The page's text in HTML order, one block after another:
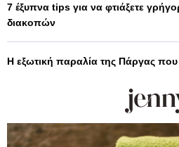
7 έξυπνα tips για να φτιάξετε
διακοπών
Η εξωτική παραλία της Πάργας που